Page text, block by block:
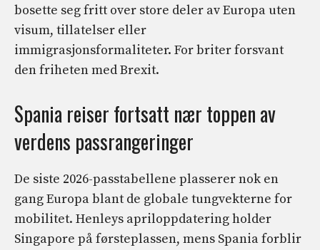
bosette seg fritt over store deler av Europa uten
visum, tillatelser eller
immigrasjonsformaliteter. For briter forsvant
den friheten med Brexit.
Spania reiser fortsatt nær toppen av
verdens passrangeringer
De siste 2026-passtabellene plasserer nok en
gang Europa blant de globale tungvekterne for
mobilitet. Henleys apriloppdatering holder
Singapore på førsteplassen, mens Spania forblir